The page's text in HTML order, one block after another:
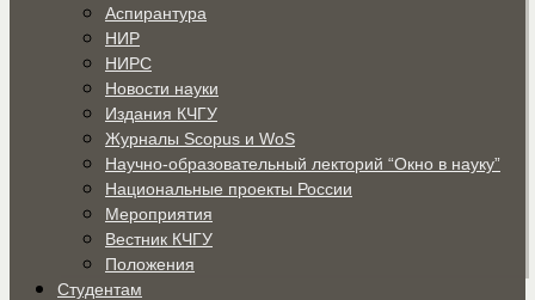
Аспирантура
НИР
НИРС
Новости науки
Издания КЧГУ
Журналы Scopus и WoS
Научно-образовательный лекторий “Окно в науку”
Национальные проекты России
Мероприятия
Вестник КЧГУ
Положения
Студентам